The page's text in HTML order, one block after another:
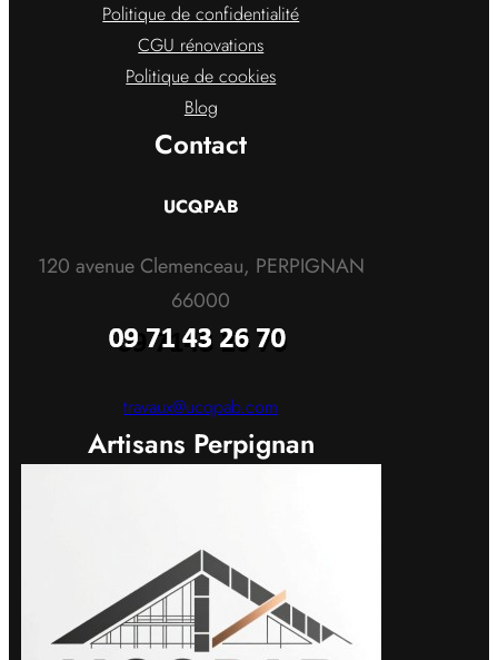
Politique de confidentialité
CGU rénovations
Politique de cookies
Blog
Contact
UCQPAB
120 avenue Clemenceau, PERPIGNAN
66000
travaux@ucqpab.com
Artisans Perpignan